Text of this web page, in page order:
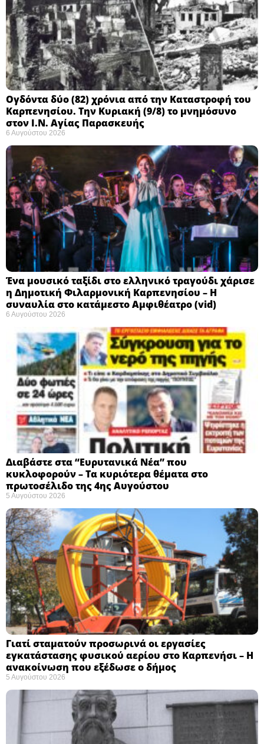
Ογδόντα δύο (82) χρόνια από την Καταστροφή του
Καρπενησίου. Την Κυριακή (9/8) το μνημόσυνο
στον Ι.Ν. Αγίας Παρασκευής
6 Αυγούστου 2026
Ένα μουσικό ταξίδι στο ελληνικό τραγούδι χάρισε
η Δημοτική Φιλαρμονική Καρπενησίου – Η
συναυλία στο κατάμεστο Αμφιθέατρο (vid)
6 Αυγούστου 2026
Διαβάστε στα “Ευρυτανικά Νέα” που
κυκλοφορούν – Τα κυριότερα θέματα στο
πρωτοσέλιδο της 4ης Αυγούστου
5 Αυγούστου 2026
Γιατί σταματούν προσωρινά οι εργασίες
εγκατάστασης φυσικού αερίου στο Καρπενήσι – Η
ανακοίνωση που εξέδωσε ο δήμος
5 Αυγούστου 2026